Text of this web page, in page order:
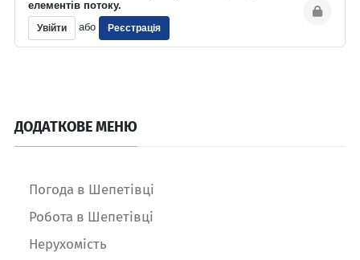
елементів потоку.
Увійти або Реєстрація
ДОДАТКОВЕ МЕНЮ
Погода в Шепетівці
Робота в Шепетівці
Нерухомість